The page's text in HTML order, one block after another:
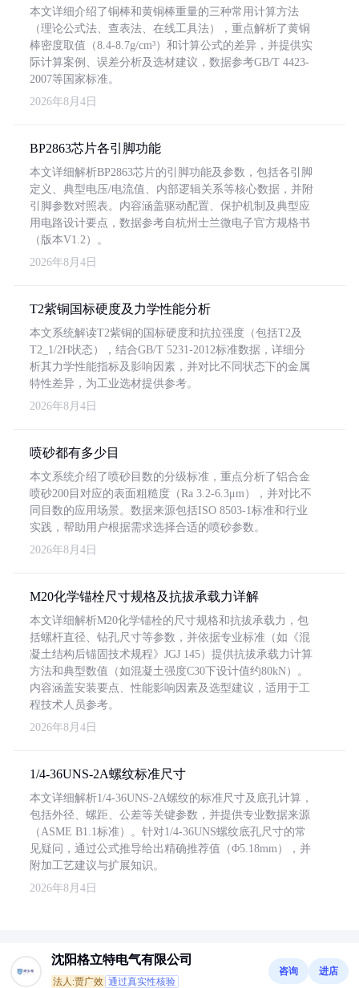
本文详细介绍了铜棒和黄铜棒重量的三种常用计算方法
（理论公式法、查表法、在线工具法），重点解析了黄铜
棒密度取值（8.4-8.7g/cm³）和计算公式的差异，并提供实
际计算案例、误差分析及选材建议，数据参考GB/T 4423-
2007等国家标准。
2026年8月4日
BP2863芯片各引脚功能
本文详细解析BP2863芯片的引脚功能及参数，包括各引脚
定义、典型电压/电流值、内部逻辑关系等核心数据，并附
引脚参数对照表。内容涵盖驱动配置、保护机制及典型应
用电路设计要点，数据参考自杭州士兰微电子官方规格书
（版本V1.2）。
2026年8月4日
T2紫铜国标硬度及力学性能分析
本文系统解读T2紫铜的国标硬度和抗拉强度（包括T2及
T2_1/2H状态），结合GB/T 5231-2012标准数据，详细分
析其力学性能指标及影响因素，并对比不同状态下的金属
特性差异，为工业选材提供参考。
2026年8月4日
喷砂都有多少目
本文系统介绍了喷砂目数的分级标准，重点分析了铝合金
喷砂200目对应的表面粗糙度（Ra 3.2-6.3μm），并对比不
同目数的应用场景。数据来源包括ISO 8503-1标准和行业
实践，帮助用户根据需求选择合适的喷砂参数。
2026年8月4日
M20化学锚栓尺寸规格及抗拔承载力详解
本文详细解析M20化学锚栓的尺寸规格和抗拔承载力，包
括螺杆直径、钻孔尺寸等参数，并依据专业标准（如《混
凝土结构后锚固技术规程》JGJ 145）提供抗拔承载力计算
方法和典型数值（如混凝土强度C30下设计值约80kN）。
内容涵盖安装要点、性能影响因素及选型建议，适用于工
程技术人员参考。
2026年8月4日
1/4-36UNS-2A螺纹标准尺寸
本文详细解析1/4-36UNS-2A螺纹的标准尺寸及底孔计算，
包括外径、螺距、公差等关键参数，并提供专业数据来源
（ASME B1.1标准）。针对1/4-36UNS螺纹底孔尺寸的常
见疑问，通过公式推导给出精确推荐值（Φ5.18mm），并
附加工艺建议与扩展知识。
2026年8月4日
沈阳格立特电气有限公司
法人:贾广效 通过真实性核验
咨询 进店